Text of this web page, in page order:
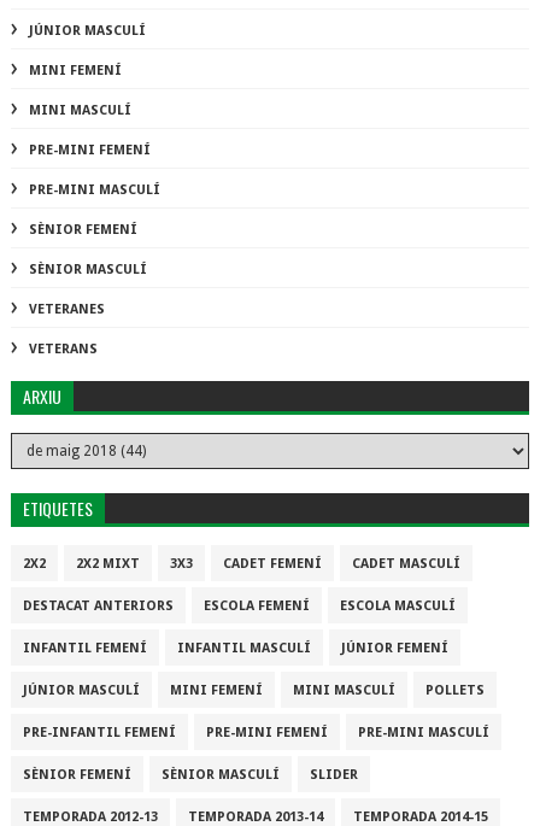
JÚNIOR MASCULÍ
MINI FEMENÍ
MINI MASCULÍ
PRE-MINI FEMENÍ
PRE-MINI MASCULÍ
SÈNIOR FEMENÍ
SÈNIOR MASCULÍ
VETERANES
VETERANS
ARXIU
ETIQUETES
2X2 2X2 MIXT 3X3 CADET FEMENÍ CADET MASCULÍ
DESTACAT ANTERIORS ESCOLA FEMENÍ ESCOLA MASCULÍ
INFANTIL FEMENÍ INFANTIL MASCULÍ JÚNIOR FEMENÍ
JÚNIOR MASCULÍ MINI FEMENÍ MINI MASCULÍ POLLETS
PRE-INFANTIL FEMENÍ PRE-MINI FEMENÍ PRE-MINI MASCULÍ
SÈNIOR FEMENÍ SÈNIOR MASCULÍ SLIDER
TEMPORADA 2012-13 TEMPORADA 2013-14 TEMPORADA 2014-15